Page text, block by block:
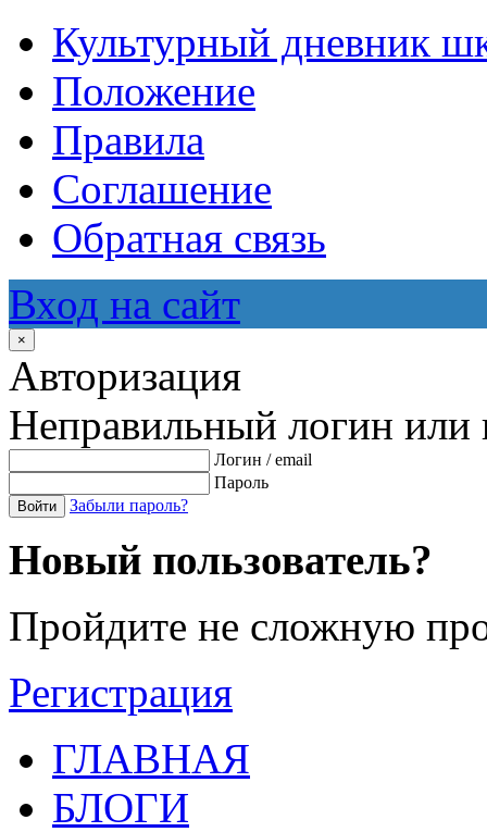
Культурный дневник
Положение
Правила
Соглашение
Обратная связь
Вход на сайт
×
Авторизация
Неправильный логин или
Логин / email
Пароль
Войти Забыли пароль?
Новый пользователь?
Пройдите не сложную
Регистрация
ГЛАВНАЯ
БЛОГИ